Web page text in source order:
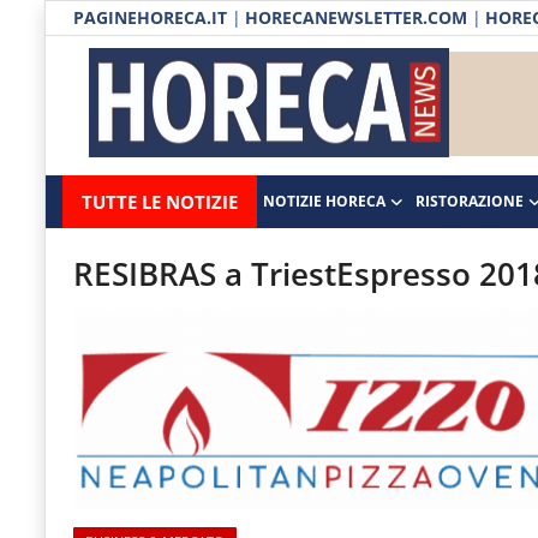
PAGINEHORECA.IT | HORECANEWSLETTER.COM |
Horecanews.it
-
Notizie
Horeca
Il
del
canale
Horeca
e
del
TUTTE LE NOTIZIE NOTIZIE HORECA RISTORAZIONE
Notizie HORECA
Ristorazione
Ospitalità
Prodotti | Dispensa Horeca
Eventi
RUBRICHE
RESIBRAS a TriestEspresso